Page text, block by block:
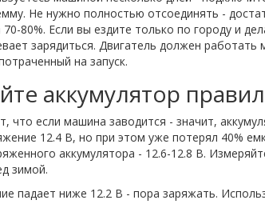
Не нужно полностью отсоединять -
80%. Если вы ездите только по городу и
зарядиться. Двигатель должен
на запуск.
аккумулятор
что если машина заводится - значит,
12.4 В, но при этом уже потерял 40%
аккумулятора - 12.6-12.8 В.
зимой.
падает ниже 12.2 В - пора заряжать.